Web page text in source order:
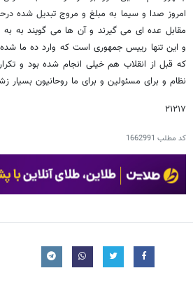
امروز صدا و سیما به مبلغ و مروج تبدیل شده
مقابل عده ای می گیرند و آن ها می گویند به
و این تنها رییس جمهوری است که وارد ده ما
که قبل از انقلاب هم خیلی انجام شده بود و
نظام و برای مسئولین و برای ما روحانیون
۲۱۲۱۷
کد مطلب 1662991